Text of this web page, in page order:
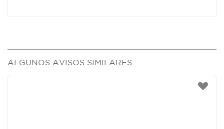
ALGUNOS AVISOS SIMILARES